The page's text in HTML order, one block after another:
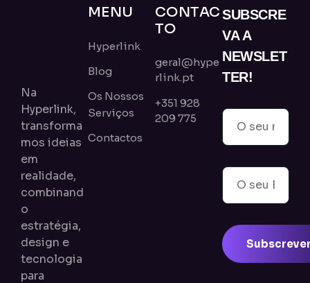
Na
Hyperlink,
transforma
mos ideias
em
realidade,
combinand
o
estratégia,
design e
tecnologia
para
MENU
Hyperlink
Blog
Os Nossos
Serviços
Contactos
CONTAC
TO
geral@hype
rlink.pt
+351 928
209 775
SUBSCRE
VA A
NEWSLET
TER!